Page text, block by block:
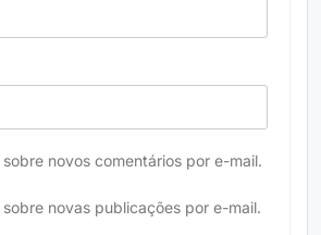
novos comentários por e-mail.
novas publicações por e-mail.